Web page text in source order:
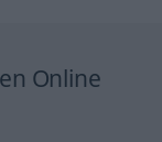
Online